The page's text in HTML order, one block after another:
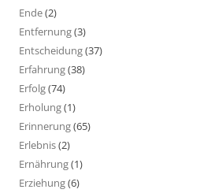
Ende(2)
Entfernung(3)
Entscheidung(37)
Erfahrung(38)
Erfolg(74)
Erholung(1)
Erinnerung(65)
Erlebnis(2)
Ernährung(1)
Erziehung(6)